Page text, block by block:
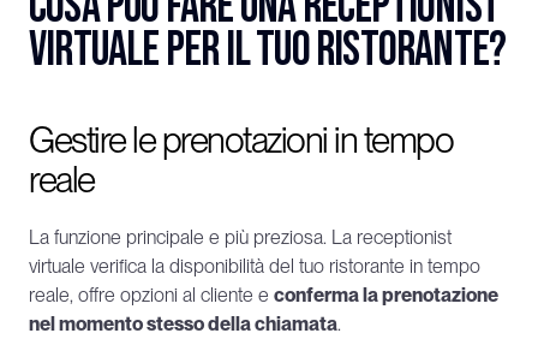
virtuale per il tuo ristorante?
Gestire le prenotazioni in tempo
reale
La funzione principale e più preziosa. La receptionist
virtuale verifica la disponibilità del tuo ristorante in tempo
reale, offre opzioni al cliente e conferma la prenotazione
nel momento stesso della chiamata.